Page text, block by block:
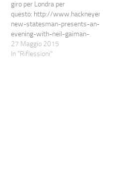
giro per Londra per
questo: http://
new-statesman-presents-an-
evening-with-neil-gaiman-
and-amanda-palmer.html
Devo dire che ancora non mi
27 Maggio 2015
In "Riflessioni"